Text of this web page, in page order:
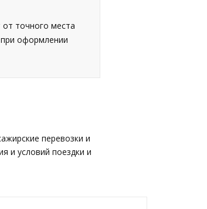
от точного места
при оформлении
перевозки и
и условий поездки и